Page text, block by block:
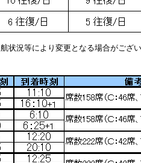
状況等により変更となる場合がござ